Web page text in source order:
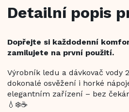
Detailní popis
Dopřejte si každodenní
zamilujete na první použití.
Výrobník ledu a dávkovač vody
dokonalé osvěžení i horké
elegantním zařízení – bez
💧❄️☕